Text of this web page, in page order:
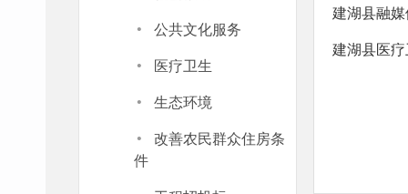
· 公共文化服务
· 医疗卫生
· 生态环境
·
改善农民群众住房条
件
建湖县融
建湖县医